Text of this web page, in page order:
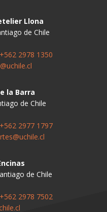
Llona
de Chile
+562 2978 1350
la Barra
de Chile
+562 2977 1797
de Chile
+562 2978 7502